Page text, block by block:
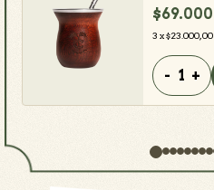
$69.000
3 x$23.000,00
- +